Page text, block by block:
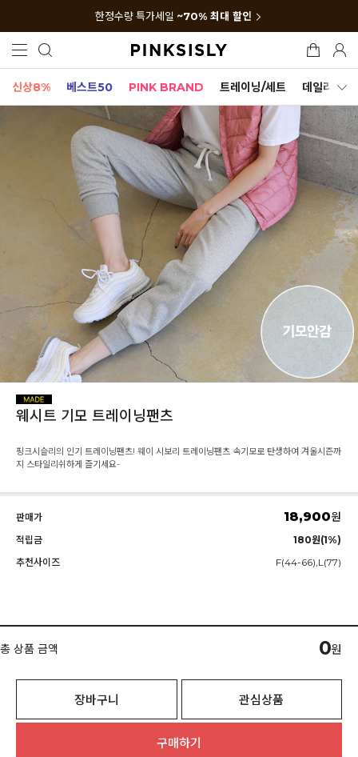
한정수량 특가세일 ~70% 최대 할인
신상8% 베스트50 PINK BRAND 트레이닝/세트 데일리세트
웨시트 기모 트레이닝팬츠
핑크시슬리의 인기 트레이닝팬츠! 웨이 시보리 트레이닝팬츠 속기모로 탄생하여 겨울시즌까
지 스타일리쉬하게 즐기세요-
판매가 18,900원
적립금
180원(1%)
추천사이즈
F(44-66),L(77)
총 상품 금액 0원
장바구니 관심상품
구매하기